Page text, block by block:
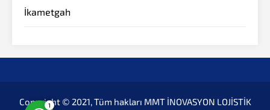
İkametgah
Copyright © 2021, Tüm hakları MMT İNOVASYON LOJİSTİK
1